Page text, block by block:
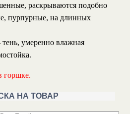
раскрываются подобно
пурпурные, на длинных
умеренно влажная
горшке.
НА ТОВАР